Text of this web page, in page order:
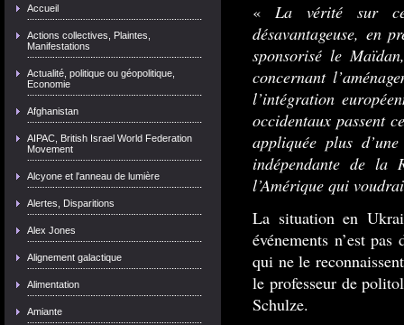
Accueil
Actions collectives, Plaintes,
Manifestations
Actualité, politique ou géopolitique,
Economie
Afghanistan
AIPAC, British Israel World Federation
Movement
Alcyone et l'anneau de lumière
Alertes, Disparitions
Alex Jones
Alignement galactique
Alimentation
Amiante
«La vérité sur
désavantageuse, en
sponsorisé le
concernant
l’intégration
occidentaux passent
appliquée plus
indépendante de la
l’Amérique qui
La situation en
événements n’est
qui ne le
le professeur de
Schulze.